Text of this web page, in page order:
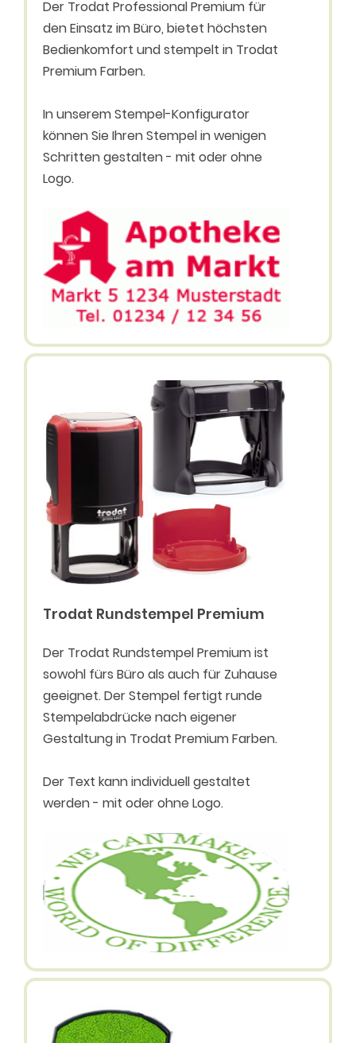
Der Trodat Professional Premium für
den Einsatz im Büro, bietet höchsten
Bedienkomfort und stempelt in Trodat
Premium Farben.
In unserem Stempel-Konfigurator
können Sie Ihren Stempel in wenigen
Schritten gestalten - mit oder ohne
Logo.
Trodat Rundstempel Premium
Der Trodat Rundstempel Premium ist
sowohl fürs Büro als auch für Zuhause
geeignet. Der Stempel fertigt runde
Stempelabdrücke nach eigener
Gestaltung in Trodat Premium Farben.
Der Text kann individuell gestaltet
werden - mit oder ohne Logo.